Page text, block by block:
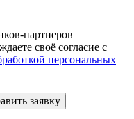
партнеров
своё согласие с
персональных
заявку